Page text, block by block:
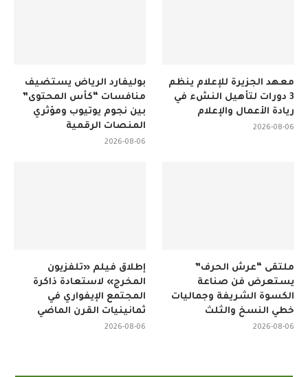
بوليفارد الرياض يستضيف
منافسات “كأس المحتوى”
بين نجوم يوتيوب ومؤثري
المنصات الرقمية
2026-08-06
معهد الجزيرة للإعلام ينظم
3 دورات لتأهيل النشء في
ريادة الأعمال والإعلام
2026-08-06
إطلاق فيلم «تلفزيون
المخرج» لاستعادة ذاكرة
المجتمع الإيفواري في
ثمانينيات القرن الماضي
2026-08-06
ملتقى “عرش الحرف”
يستعرض فن صناعة
الكسوة الشريفة وجماليات
خطي النسخ والثلث
2026-08-06